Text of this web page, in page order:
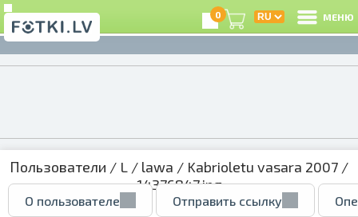
0 МЕНЮ
Пользователи / L / lawa / Kabrioletu vasara 2007 /
14376847.jpg
О пользователе Отправить ссылку